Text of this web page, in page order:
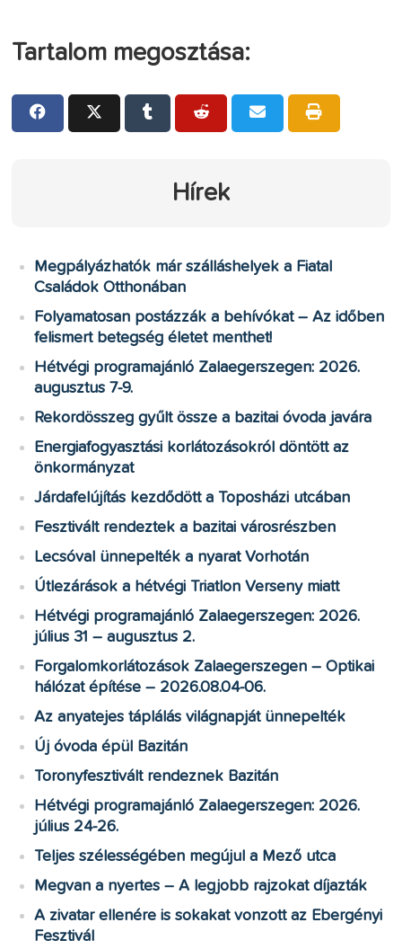
Tartalom megosztása:
Hírek
Megpályázhatók már szálláshelyek a Fiatal
Családok Otthonában
Folyamatosan postázzák a behívókat – Az időben
felismert betegség életet menthet!
Hétvégi programajánló Zalaegerszegen: 2026.
augusztus 7-9.
Rekordösszeg gyűlt össze a bazitai óvoda javára
Energiafogyasztási korlátozásokról döntött az
önkormányzat
Járdafelújítás kezdődött a Toposházi utcában
Fesztivált rendeztek a bazitai városrészben
Lecsóval ünnepelték a nyarat Vorhotán
Útlezárások a hétvégi Triatlon Verseny miatt
Hétvégi programajánló Zalaegerszegen: 2026.
július 31 – augusztus 2.
Forgalomkorlátozások Zalaegerszegen – Optikai
hálózat építése – 2026.08.04-06.
Az anyatejes táplálás világnapját ünnepelték
Új óvoda épül Bazitán
Toronyfesztivált rendeznek Bazitán
Hétvégi programajánló Zalaegerszegen: 2026.
július 24-26.
Teljes szélességében megújul a Mező utca
Megvan a nyertes – A legjobb rajzokat díjazták
A zivatar ellenére is sokakat vonzott az Ebergényi
Fesztivál